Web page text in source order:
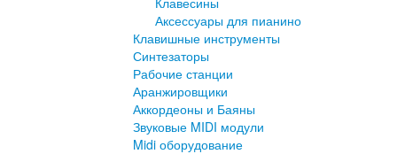
Аксессуары для пианино
Клавишные инструменты
Синтезаторы
Рабочие станции
Аранжировщики
Аккордеоны и Баяны
Звуковые MIDI модули
Midi оборудование